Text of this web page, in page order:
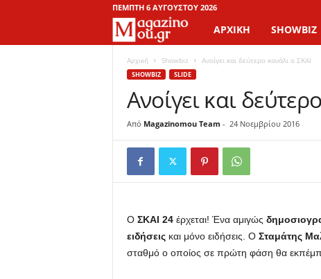
ΠΈΜΠΤΗ 6 ΑΥΓΟΎΣΤΟΥ 2026
a
a
z
i
o
ΑΡΧΙΚΉ SHOWBIZ
Αρχική Showbiz Aνοίγει και δεύτερο κανάλι o ΣΚΑΙ
SHOWBIZ SLIDE
Aνοίγει και
Από Magazinomou Team - 24 Νοεμβρίου 2016
Ο ΣΚΑΙ 24έρχεται! Ένα αμιγώς
ειδήσειςκαι μόνο ειδήσεις. Ο Σταμάτης
σταθμό ο οποίος σε πρώτη φάση θα